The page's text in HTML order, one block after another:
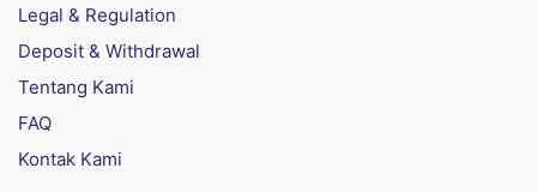
Legal & Regulation
Deposit & Withdrawal
Tentang Kami
FAQ
Kontak Kami